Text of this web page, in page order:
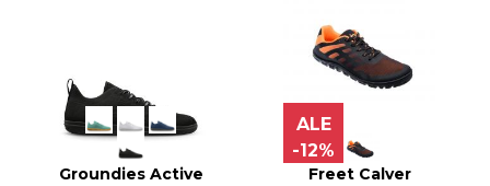
Groundies Active
ALE
-12%
Freet Calver